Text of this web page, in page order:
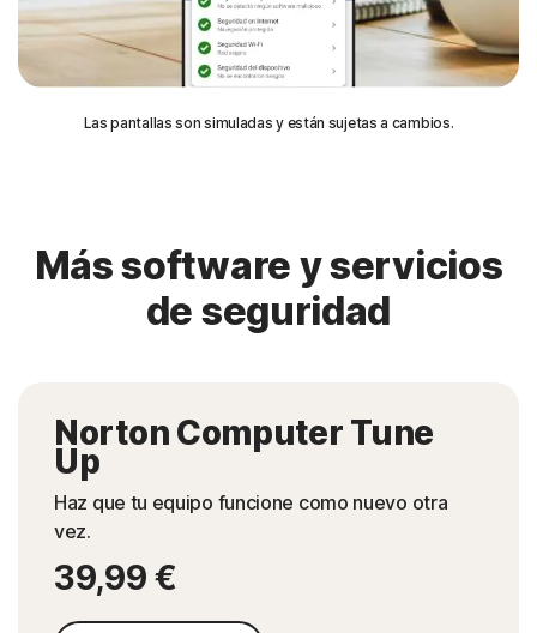
Las pantallas son simuladas y están sujetas a cambios.
Más software y servicios
de seguridad
Norton Computer Tune
Up
Haz que tu equipo funcione como nuevo otra
vez.
39,99 €